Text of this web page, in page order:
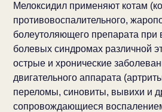
Мелоксидил применяют котам
противовоспалительного,
болеутоляющего препарата при
болевых синдромах различной
острые и хронические
двигательного аппарата
переломы, синовиты, вывихи и
сопровождающиеся